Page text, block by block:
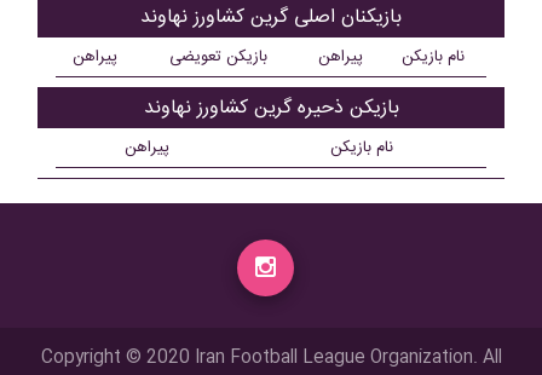
بازیکنان اصلی گرين کشاورز نهاوند
نام بازیکن پیراهن بازیکن تعویضی پیراهن
بازیکن ذحیره گرين کشاورز نهاوند
نام بازیکن پیراهن
Copyright © 2020 Iran Football League Organization. All